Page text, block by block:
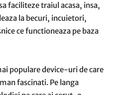
faciliteze traiul acasa, insa,
la becuri, incuietori,
ce functioneaza pe baza
populare device-uri de care
fascinati. Pe langa